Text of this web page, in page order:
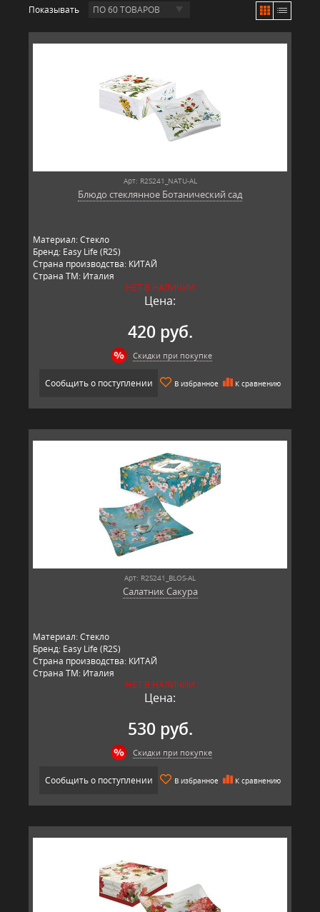
Показывать ПО 60 ТОВАРОВ
Арт: R2S241_NATU-AL
Блюдо стеклянное Ботанический сад
Материал: Стекло
Бренд: Easy Life (R2S)
Страна производства: КИТАЙ
Страна ТМ: Италия
НЕТ В НАЛИЧИИ
Цена:
420 руб.
Скидки при покупке
Сообщить о поступлении В избранное К сравнению
Арт: R2S241_BLOS-AL
Салатник Сакура
Материал: Стекло
Бренд: Easy Life (R2S)
Страна производства: КИТАЙ
Страна ТМ: Италия
НЕТ В НАЛИЧИИ
Цена:
530 руб.
Скидки при покупке
Сообщить о поступлении В избранное К сравнению